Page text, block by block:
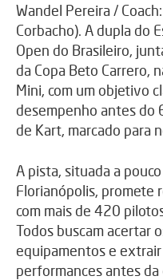
Wandel Pereira /
Corbacho). A dupla do
Open do Brasileiro,
da Copa Beto Carrero,
Mini, com um objetivo
desempenho antes do
de Kart, marcado para
A pista, situada a
Florianópolis, promete
com mais de 420
Todos buscam acertar
equipamentos e
performances antes